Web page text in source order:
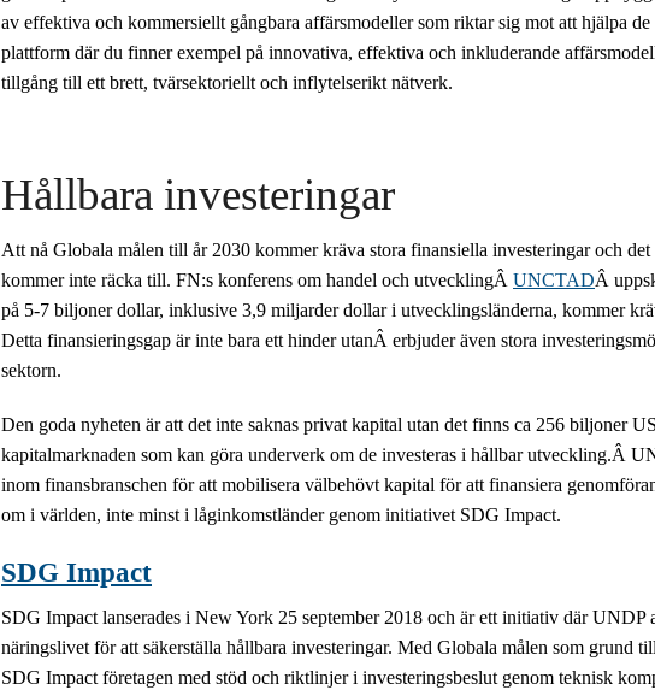
av effektiva och kommersiellt gångbara affärsmodeller som riktar sig mot att hjälpa
plattform där du finner exempel på innovativa, effektiva och inkluderande
tillgång till ett brett, tvärsektoriellt och inflytelserikt nätverk.
Hållbara investeringar
Att nå Globala målen till år 2030 kommer kräva stora finansiella investeringar och
kommer inte räcka till. FN:s konferens om handel och utvecklingÂ UNCTADÂ
på 5-7 biljoner dollar, inklusive 3,9 miljarder dollar i utvecklingsländerna, kommer
Detta finansieringsgap är inte bara ett hinder utanÂ erbjuder även stora
sektorn.
Den goda nyheten är att det inte saknas privat kapital utan det finns ca 256 biljoner
kapitalmarknaden som kan göra underverk om de investeras i hållbar utveckling.Â
inom finansbranschen för att mobilisera välbehövt kapital för att finansiera
om i världen, inte minst i låginkomstländer genom initiativet SDG Impact.
SDG Impact
SDG Impact lanserades i New York 25 september 2018 och är ett initiativ där UNDP
näringslivet för att säkerställa hållbara investeringar. Med Globala målen som grund
SDG Impact företagen med stöd och riktlinjer i investeringsbeslut genom teknisk